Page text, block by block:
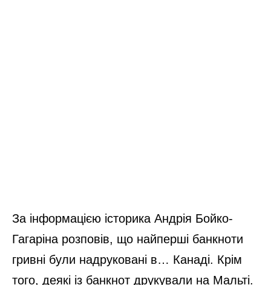
За інформацією історика Андрія Бойко-
Гагаріна розповів, що найперші банкноти
гривні були надруковані в… Канаді. Крім
того, деякі із банкнот друкували на Мальті.